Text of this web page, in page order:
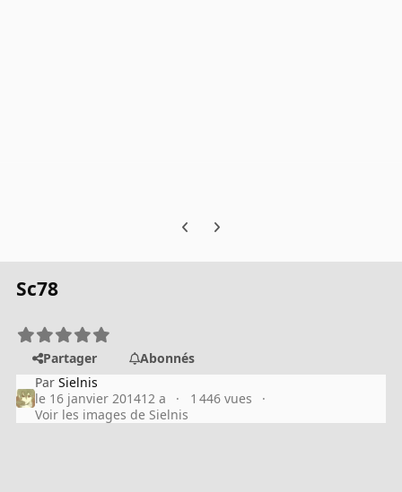
Previous carousel slide
Next carousel slide
Sc78
Partager
Abonnés
ParSielnis
le 16 janvier 201412 a
1 446 vues
Voir les images de Sielnis